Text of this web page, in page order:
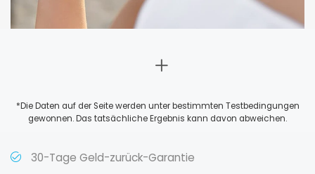
*Die Daten auf der Seite werden unter bestimmten Testbedingungen
gewonnen. Das tatsächliche Ergebnis kann davon abweichen.
30-Tage Geld-zurück-Garantie